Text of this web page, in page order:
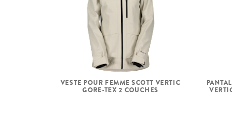
VESTE POUR FEMME SCOTT VERTIC
GORE-TEX 2 COUCHES